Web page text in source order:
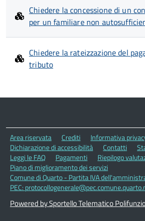
Chiedere la concessione di un
per un familiare non
Chiedere la rateizzazione del
tributo
Area riservata Crediti Informativa
Dichiarazione di accessibilità
Contatti
Leggi le FAQ
Pagamenti
Riepilogo
Piano di miglioramento dei servizi
Comune di Quarto - Partita IVA
PEC:
Powered by Sportello Telematico